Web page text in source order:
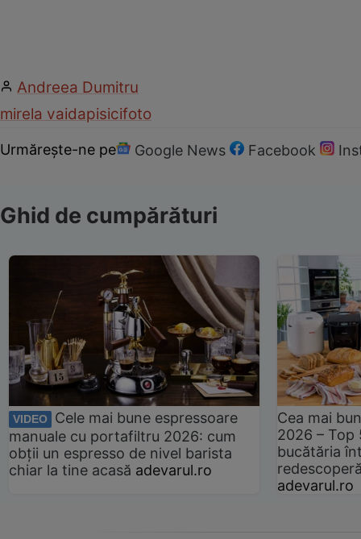
Andreea Dumitru
mirela vaidapisicifoto
Urmărește-ne pe Google News Facebook
Ghid de cumpărături
VIDEO
Cele mai bune espressoare
manuale cu portafiltru 2026: cum
obții un espresso de nivel barista
chiar la tine acasă adevarul.ro
Cea mai
2026 –
bucătăria
adevarul.ro